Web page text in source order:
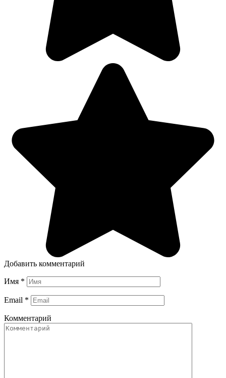
Добавить комментарий
Имя *
Email *
Комментарий